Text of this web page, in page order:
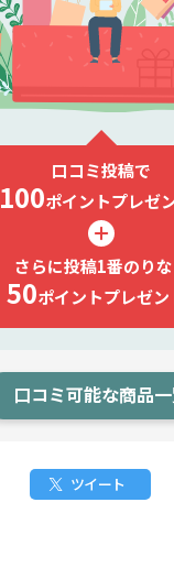
口コミ投稿で
100ポイントプレゼ
さらに投稿1番のり
50ポイントプレゼ
口コミ可能な商品
ツイート